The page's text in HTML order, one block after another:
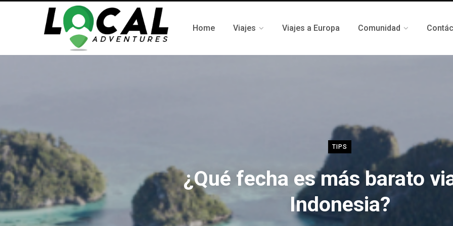
Home Viajes Viajes a Europa Comunidad
TIPS
¿Qué fecha es más barato
Indonesia?